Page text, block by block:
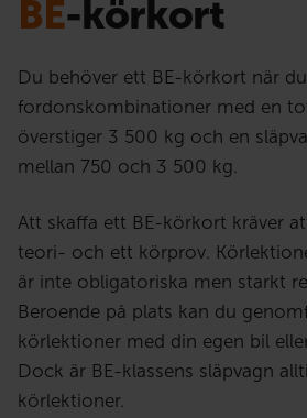
BE-körkort
Du behöver ett BE-körkort när
fordonskombinationer med en
överstiger 3 500 kg och en
mellan 750 och 3 500 kg.
Att skaffa ett BE-körkort kräver
teori- och ett körprov.
är inte obligatoriska men starkt
Beroende på plats kan du
körlektioner med din egen bil
Dock är BE-klassens släpvagn
körlektioner.